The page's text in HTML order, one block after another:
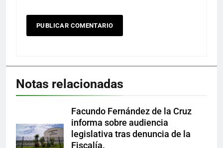
Notas relacionadas
Facundo Fernández de la Cruz
informa sobre audiencia
legislativa tras denuncia de la
Fiscalía.